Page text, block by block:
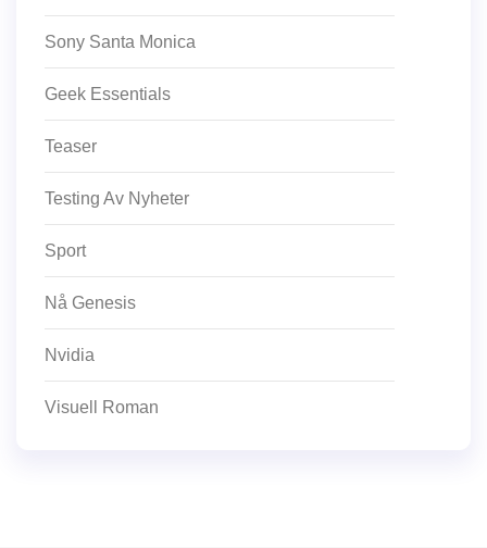
Sony Santa Monica
Geek Essentials
Teaser
Testing Av Nyheter
Sport
Nå Genesis
Nvidia
Visuell Roman